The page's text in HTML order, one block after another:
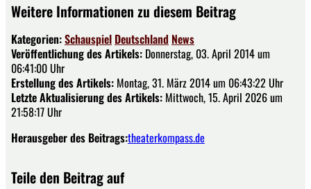
Weitere Informationen zu diesem Beitrag
Kategorien:Schauspiel Deutschland News
Veröffentlichung des Artikels: Donnerstag, 03. April 2014 um
06:41:00 Uhr
Erstellung des Artikels: Montag, 31. März 2014 um 06:43:22 Uhr
Letzte Aktualisierung des Artikels: Mittwoch, 15. April 2026 um
21:58:17 Uhr
Herausgeber des Beitrags:theaterkompass.de
Teile den Beitrag auf